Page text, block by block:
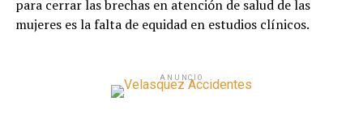
para cerrar las brechas en atención de salud de las
mujeres es la falta de equidad en estudios clínicos.
ANUNCIO